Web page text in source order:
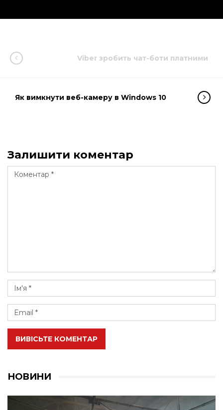
Viber зробить чат-боти платними
Як вимкнути веб-камеру в Windows 10
Залишити коментар
ВИВІСЬТЕ КОМЕНТАР
НОВИНИ